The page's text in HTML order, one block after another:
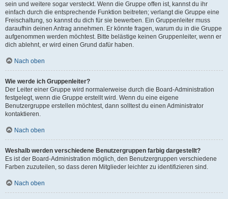
sein und weitere sogar versteckt. Wenn die Gruppe offen ist, kannst du ihr
einfach durch die entsprechende Funktion beitreten; verlangt die Gruppe eine
Freischaltung, so kannst du dich für sie bewerben. Ein Gruppenleiter muss
daraufhin deinen Antrag annehmen. Er könnte fragen, warum du in die Gruppe
aufgenommen werden möchtest. Bitte belästige keinen Gruppenleiter, wenn er
dich ablehnt, er wird einen Grund dafür haben.
Nach oben
Wie werde ich Gruppenleiter?
Der Leiter einer Gruppe wird normalerweise durch die Board-Administration
festgelegt, wenn die Gruppe erstellt wird. Wenn du eine eigene
Benutzergruppe erstellen möchtest, dann solltest du einen Administrator
kontaktieren.
Nach oben
Weshalb werden verschiedene Benutzergruppen farbig dargestellt?
Es ist der Board-Administration möglich, den Benutzergruppen verschiedene
Farben zuzuteilen, so dass deren Mitglieder leichter zu identifizieren sind.
Nach oben